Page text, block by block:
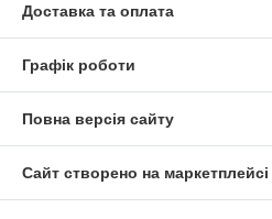
Доставка та оплата
Графік роботи
Повна версія сайту
Сайт створено на маркетплейсі